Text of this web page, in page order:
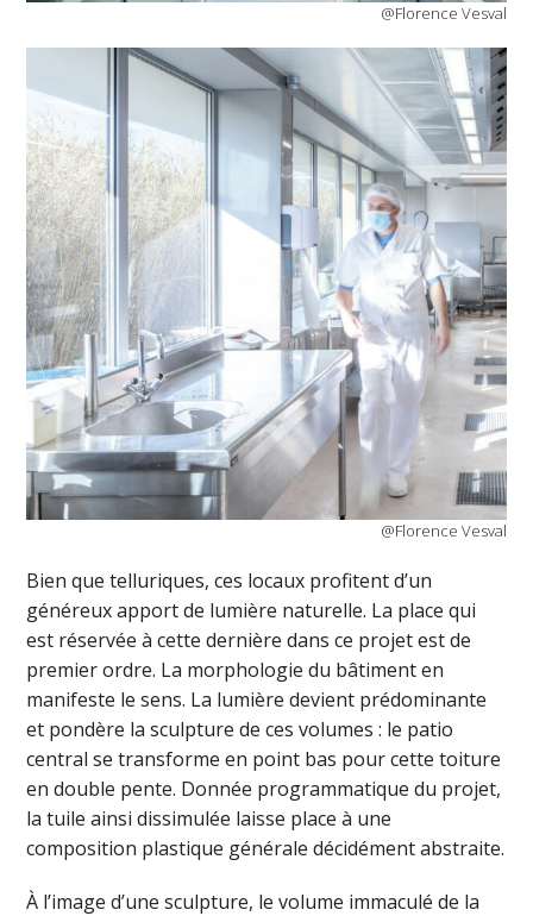
@Florence Vesval
@Florence Vesval
Bien que telluriques, ces locaux profitent d’un
généreux apport de lumière naturelle. La place qui
est réservée à cette dernière dans ce projet est de
premier ordre. La morphologie du bâtiment en
manifeste le sens. La lumière devient prédominante
et pondère la sculpture de ces volumes : le patio
central se transforme en point bas pour cette toiture
en double pente. Donnée programmatique du projet,
la tuile ainsi dissimulée laisse place à une
composition plastique générale décidément abstraite.
À l’image d’une sculpture, le volume immaculé de la